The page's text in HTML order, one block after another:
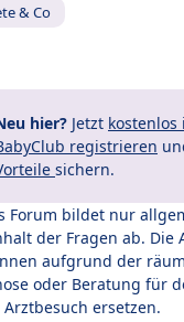
& Co
hier? Jetzt kostenlos
registrieren
sichern.
Forum bildet nur
der Fragen ab. Die
aufgrund der
oder Beratung für
ersetzen.